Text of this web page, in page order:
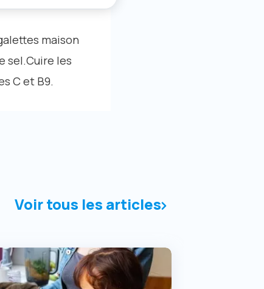
maison
sel.Cuire les
C et B9.
Voir tous les articles